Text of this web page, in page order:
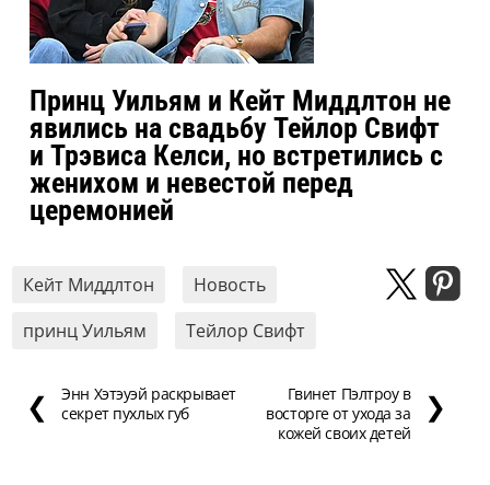
Принц Уильям и Кейт Миддлтон не
явились на свадьбу Тейлор Свифт
и Трэвиса Келси, но встретились с
женихом и невестой перед
церемонией
Кейт Миддлтон
Новость
принц Уильям
Тейлор Свифт
❮
Энн Хэтэуэй раскрывает
секрет пухлых губ
Гвинет Пэлтроу в
восторге от ухода за
кожей своих детей
❯